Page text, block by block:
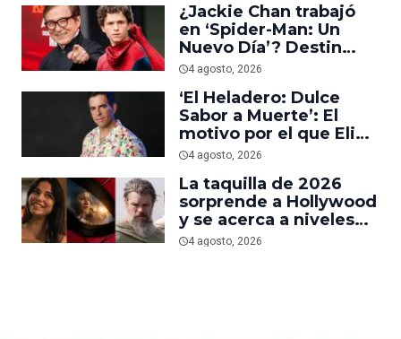
¿Jackie Chan trabajó
en ‘Spider-Man: Un
Nuevo Día’? Destin
Daniel Cretton aclara el
4 agosto, 2026
‘El Heladero: Dulce
Sabor a Muerte’: El
motivo por el que Eli
Roth se hartó de los
Hollywood e hizo su
nueva película gore
4 agosto, 2026
La taquilla de 2026
sorprende a Hollywood
y se acerca a niveles
anteriores a la
4 agosto, 2026